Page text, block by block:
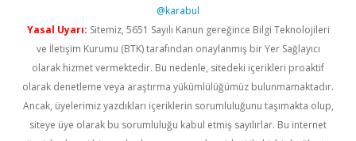
@karabul
Yasal Uyarı: Sitemiz, 5651 Sayılı Kanun gereğince Bilgi Teknolojileri
ve İletişim Kurumu (BTK) tarafından onaylanmış bir Yer Sağlayıcı
olarak hizmet vermektedir. Bu nedenle, sitedeki içerikleri proaktif
olarak denetleme veya araştırma yükümlülüğümüz bulunmamaktadır.
Ancak, üyelerimiz yazdıkları içeriklerin sorumluluğunu taşımakta olup,
siteye üye olarak bu sorumluluğu kabul etmiş sayılırlar. Bu internet